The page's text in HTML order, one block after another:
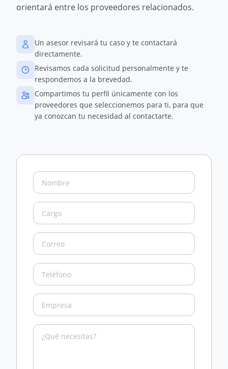
orientará entre los proveedores relacionados.
Un asesor revisará tu caso y te contactará
directamente.
Revisamos cada solicitud personalmente y te
respondemos a la brevedad.
Compartimos tu perfil únicamente con los
proveedores que seleccionemos para ti, para que
ya conozcan tu necesidad al contactarte.